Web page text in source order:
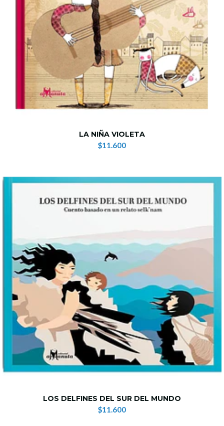
LA NIÑA VIOLETA
$11.600
LOS DELFINES DEL SUR DEL MUNDO
$11.600